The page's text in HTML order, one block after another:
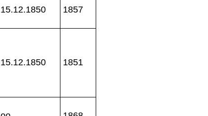
15.12.1850 1857
15.12.1850 1851